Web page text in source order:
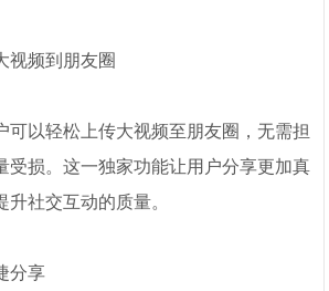
视频到朋友圈
可以轻松上传大视频至朋友圈，无需担
受损。这一独家功能让用户分享更加真
社交互动的质量。
分享